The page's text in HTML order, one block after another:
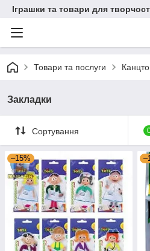
Іграшки та товари для
Товари та послуги
Закладки
Сортування
–15%